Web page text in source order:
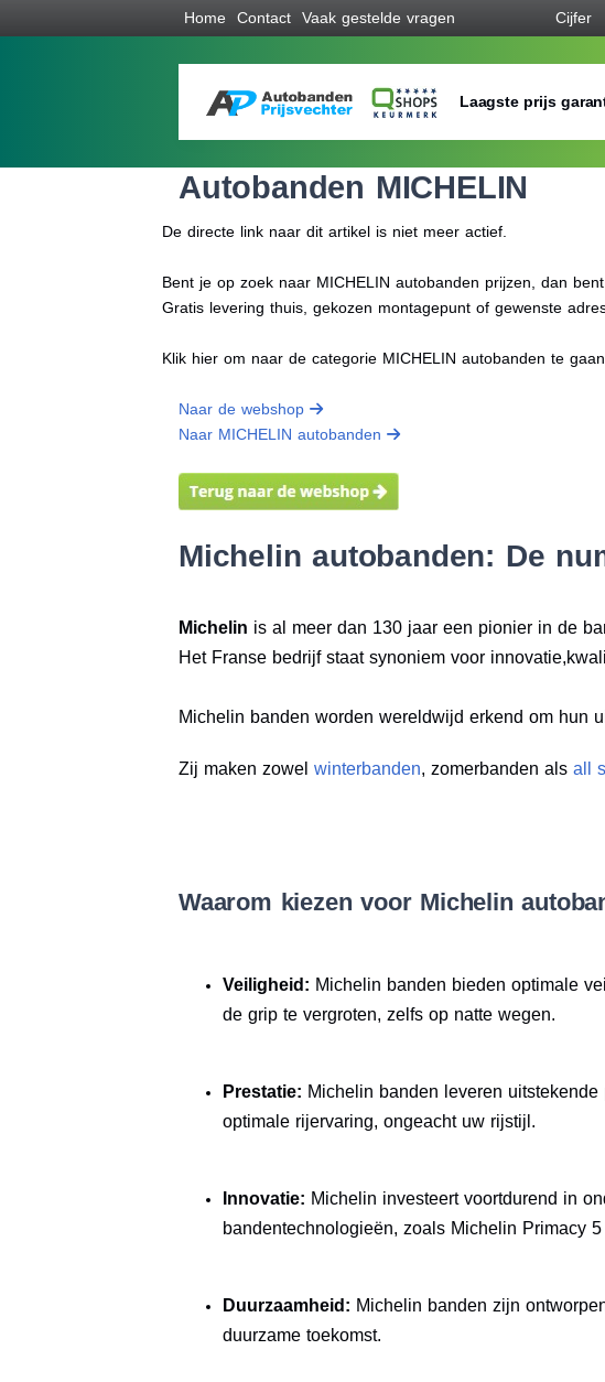
Home Contact Vaak gestelde vragen Cijfer
Laagste prijs
Autobanden MICHELIN
De directe link naar dit artikel is niet meer actief.
Bent je op zoek naar MICHELIN autobanden prijzen, dan
Gratis levering thuis, gekozen montagepunt of gewenste
Klik hier om naar de categorie MICHELIN autobanden te gaan
Naar de webshop
Naar MICHELIN autobanden
Michelin autobanden: De
Michelin is al meer dan 130 jaar een pionier in de
Het Franse bedrijf staat synoniem voor
Michelin banden worden wereldwijd erkend om hun
Zij maken zowel winterbanden, zomerbanden als all
Waarom kiezen voor Michelin
Veiligheid: Michelin banden bieden optimale
de grip te vergroten, zelfs op natte wegen.
Prestatie: Michelin banden leveren
optimale rijervaring, ongeacht uw rijstijl.
Innovatie: Michelin investeert voortdurend in
bandentechnologieën, zoals Michelin Primacy
Duurzaamheid: Michelin banden zijn
duurzame toekomst.